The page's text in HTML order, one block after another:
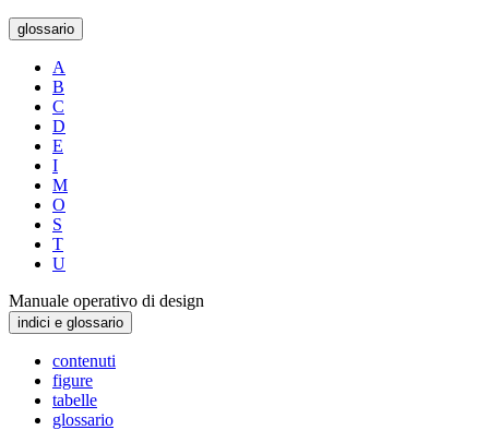
glossario
A
B
C
D
E
I
M
O
S
T
U
Manuale operativo di design
indici e glossario
contenuti
figure
tabelle
glossario